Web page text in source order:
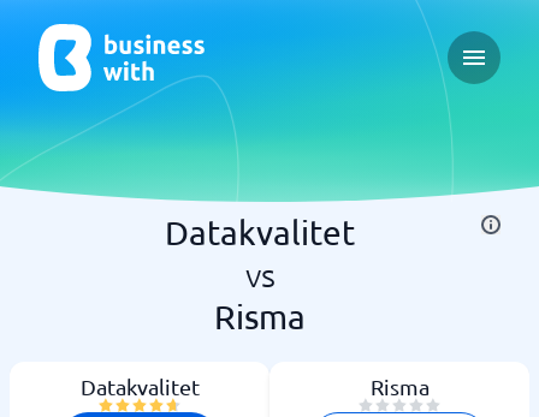
Open
Datakvalitet
vs
Risma
Datakvalitet Risma